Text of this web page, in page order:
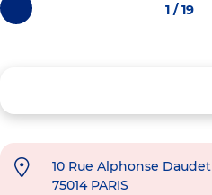
Photos
précédentes
1 / 19
10 Rue Alphonse Daudet
75014 PARIS